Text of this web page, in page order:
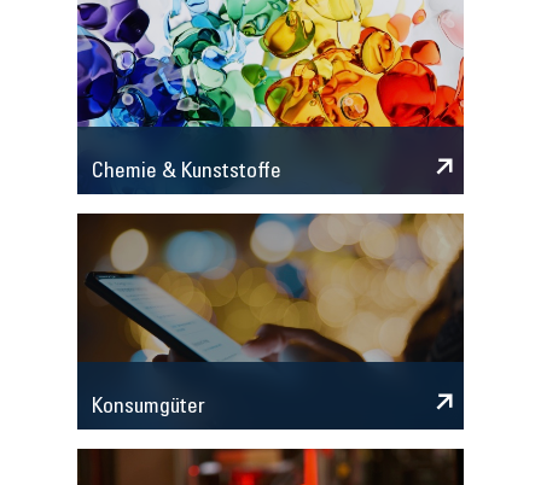
Chemie & Kunststoffe
Konsumgüter